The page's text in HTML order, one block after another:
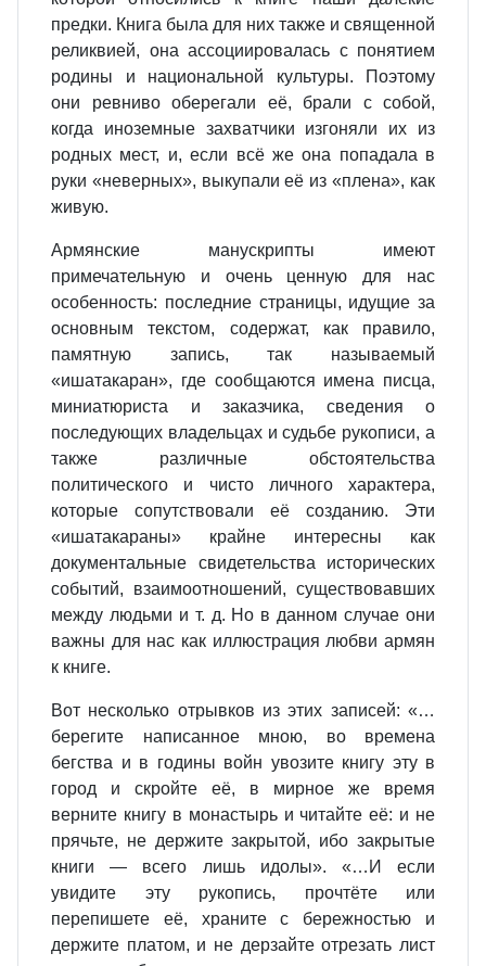
предки. Книга была для них также и священной
реликвией, она ассоциировалась с понятием
родины и национальной культуры. Поэтому
они ревниво оберегали её, брали с собой,
когда иноземные захватчики изгоняли их из
родных мест, и, если всё же она попадала в
руки «неверных», выкупали её из «плена», как
живую.
Армянские манускрипты имеют
примечательную и очень ценную для нас
особенность: последние страницы, идущие за
основным текстом, содержат, как правило,
памятную запись, так называемый
«ишатакаран», где сообщаются имена писца,
миниатюриста и заказчика, сведения о
последующих владельцах и судьбе рукописи, а
также различные обстоятельства
политического и чисто личного характера,
которые сопутствовали её созданию. Эти
«ишатакараны» крайне интересны как
документальные свидетельства исторических
событий, взаимоотношений, существовавших
между людьми и т. д. Но в данном случае они
важны для нас как иллюстрация любви армян
к книге.
Вот несколько отрывков из этих записей: «…
берегите написанное мною, во времена
бегства и в годины войн увозите книгу эту в
город и скройте её, в мирное же время
верните книгу в монастырь и читайте её: и не
прячьте, не держите закрытой, ибо закрытые
книги — всего лишь идолы». «…И если
увидите эту рукопись, прочтёте или
перепишете её, храните с бережностью и
держите платом, и не дерзайте отрезать лист